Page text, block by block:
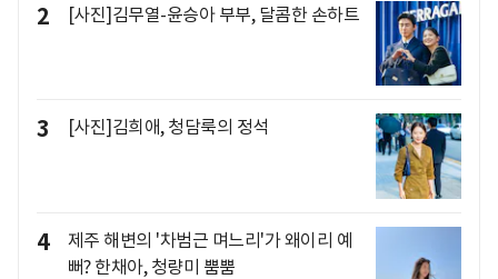
2 [사진]김무열-윤승아 부부, 달콤한 손하트
3 [사진]김희애, 청담룩의 정석
4
제주 해변의 '차범근 며느리'가 왜이리 예
뻐? 한채아, 청량미 뿜뿜